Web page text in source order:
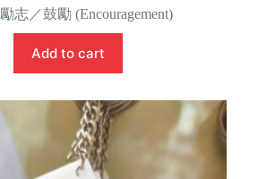
勵志／鼓勵 (Encouragement)
Add to cart